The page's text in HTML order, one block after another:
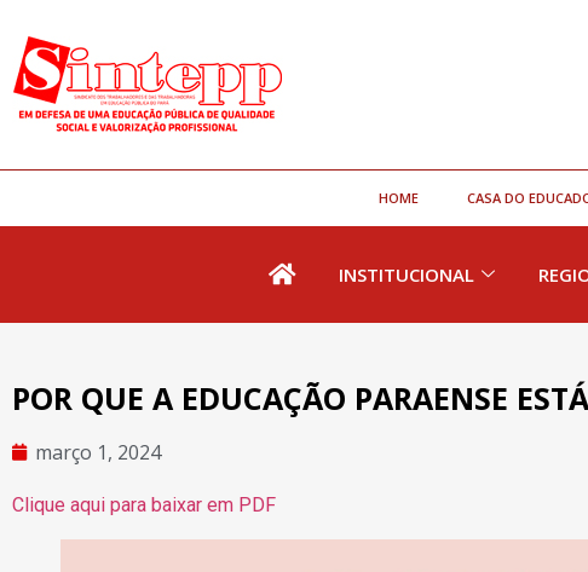
HOME CASA DO
INSTITUCIONAL
POR QUE A EDUCAÇÃO PARAENSE
março 1, 2024
Clique aqui para baixar em PDF